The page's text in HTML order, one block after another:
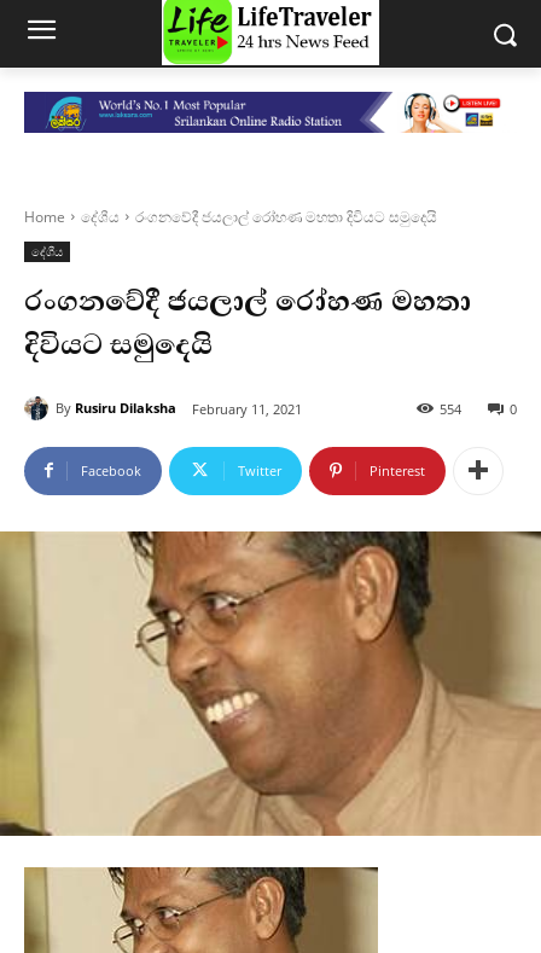
Home දේශීය රංගනවේදී ජයලාල් රෝහණ මහතා දිවියට සමුදෙයි
දේශීය
රංගනවේදී ජයලාල් රෝහණ මහතා
දිවියට සමුදෙයි
By Rusiru Dilaksha February 11, 2021 0
554
Facebook Twitter Pinterest